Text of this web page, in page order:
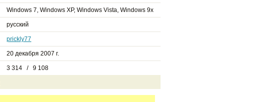
Windows 7, Windows XP, Windows Vista, Windows 9x
русский
prickly77
20 декабря 2007 г.
3 314 / 9 108